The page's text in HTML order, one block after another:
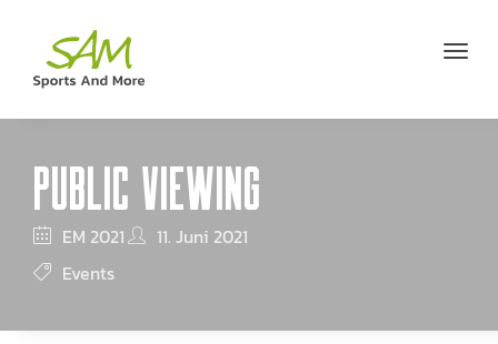
PUBLIC VIEWING
EM 2021
11. Juni 2021
Events